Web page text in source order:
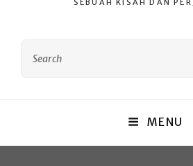
SEBUAH KISAH DAN
MENU